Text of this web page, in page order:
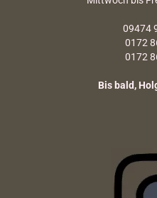
09474
0172
0172
Bis bald,